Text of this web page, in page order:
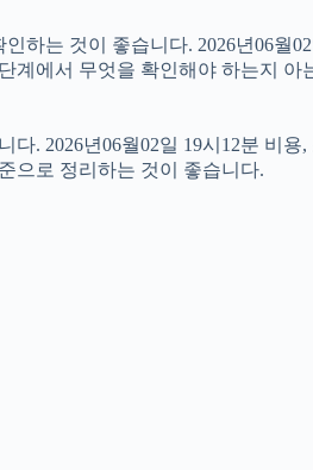
는 것이 좋습니다. 2026년06월
계에서 무엇을 확인해야 하는지 아
. 2026년06월02일 19시12분 비
으로 정리하는 것이 좋습니다.